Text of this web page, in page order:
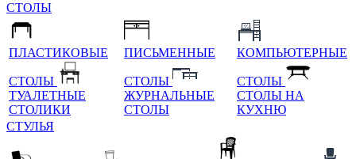
СТОЛЫ
ПЛАСТИКОВЫЕ
СТОЛЫ
ТУАЛЕТНЫЕ
СТОЛИКИ
ПИСЬМЕННЫЕ
СТОЛЫ
ЖУРНАЛЬНЫЕ
СТОЛЫ
КОМПЬЮТЕРНЫЕ
СТОЛЫ
СТОЛЫ НА
КУХНЮ
СТУЛЬЯ